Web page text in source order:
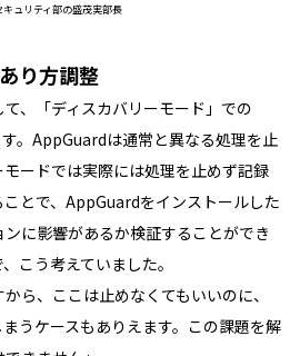
ュリティ部の盛茂実部長
り方調整
、「ディスカバリーモード」での
。AppGuardは通常と異なる処理を止
ードでは実際には処理を止めず記録
とで、AppGuardをインストールした
に影響があるか検証することができ
こう考えていました。
ら、ここは止めなくてもいいのに、
うケースもありえます。この課題を解